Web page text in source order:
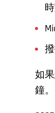
如
鐘。